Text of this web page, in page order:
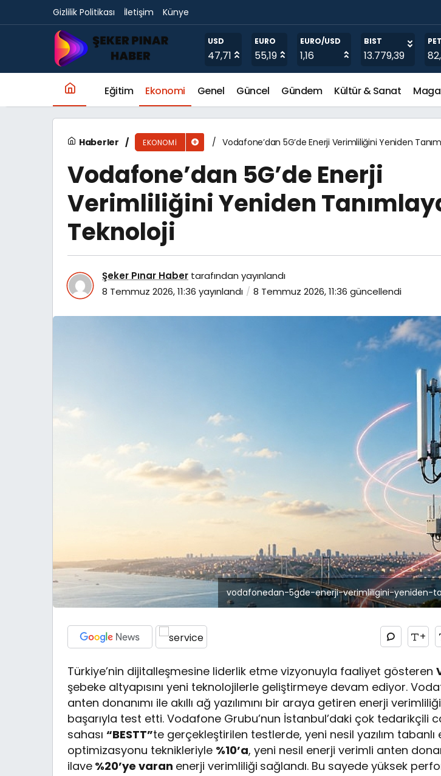
Gizlilik Politikası İletişim Künye
USD
47,71
EURO
55,19
EURO/USD
1,16
BIST
13.779,39
Eğitim Ekonomi Genel Güncel Gündem Kültür & Sanat
Haberler EKONOMI Vodafone’dan 5G’de Enerji Verimliliğini Yeniden
Vodafone’dan 5G’de Enerji
Verimliliğini Yeniden
Teknoloji
Şeker Pınar Haber tarafından yayınlandı
8 Temmuz 2026, 11:36 yayınlandı 8 Temmuz 2026, 11:36 güncellendi
vodafonedan-5gde-enerji-verimliligini-yeniden-
+
Türkiye’nin dijitalleşmesine liderlik etme vizyonuyla faaliyet gösteren
şebeke altyapısını yeni teknolojilerle geliştirmeye devam ediyor.
anten donanımı ile akıllı ağ yazılımını bir araya getiren enerji
başarıyla test etti. Vodafone Grubu’nun İstanbul’daki çok tedarikçili
sahası“BESTT”te gerçekleştirilen testlerde, yeni nesil yazılım tabanlı
optimizasyonu teknikleriyle %10’a, yeni nesil enerji verimli anten
ilave %20’ye varan enerji verimliliği sağlandı. Bu sayede yüksek
NATO Zirvesi’nde diplomasi masada değil, sofrada da kuruldu!